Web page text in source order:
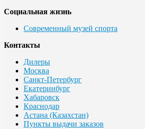
Социальная жизнь
Современный музей спорта
Контакты
Дилеры
Москва
Санкт-Петербург
Екатеринбург
Хабаровск
Краснодар
Астана (Казахстан)
Пункты выдачи заказов